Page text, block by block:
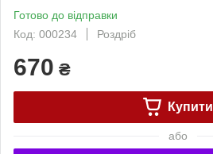
Готово до відправки
Код: 000234
Роздріб
670 ₴
Купити
або